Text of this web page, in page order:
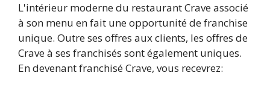
L'intérieur moderne du restaurant Crave associé
à son menu en fait une opportunité de franchise
unique. Outre ses offres aux clients, les offres de
Crave à ses franchisés sont également uniques.
En devenant franchisé Crave, vous recevrez: